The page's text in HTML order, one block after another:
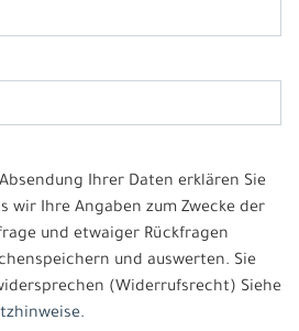
Ihrer Daten erklären Sie
wir Ihre Angaben zum Zwecke der
und etwaiger Rückfragen
und auswerten. Sie
(Widerrufsrecht) Siehe